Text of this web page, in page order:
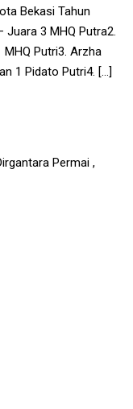
Bekasi Tahun
Juara 3 MHQ Putra2.
Putri3. Arzha
1 Pidato Putri4. […]
Permai ,